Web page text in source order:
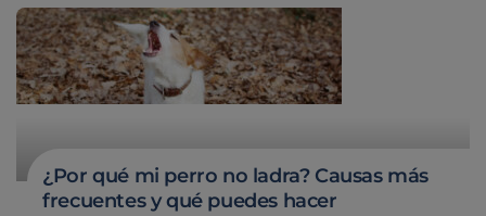
¿Por qué mi perro no ladra? Causas más
frecuentes y qué puedes hacer